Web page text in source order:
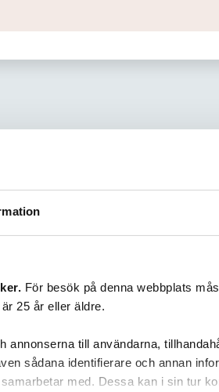
För besök på denna webbplats
25 år eller äldre.
annonserna till användarna,
sådana identifierare och annan
med. Dessa kan i sin tur
recept